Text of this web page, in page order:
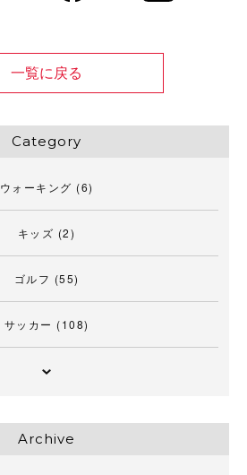
一覧に戻る
Category
ウォーキング (6)
キッズ (2)
ゴルフ (55)
サッカー (108)
Archive